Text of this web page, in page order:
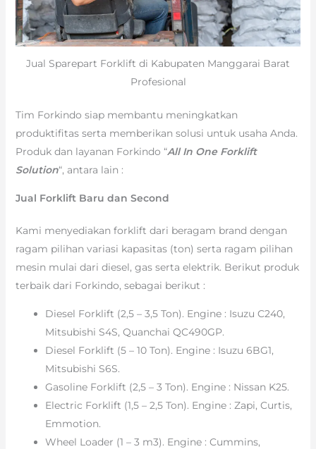
Jual Sparepart Forklift di Kabupaten Manggarai Barat
Profesional
Tim Forkindo siap membantu meningkatkan
produktifitas serta memberikan solusi untuk usaha Anda.
Produk dan layanan Forkindo “All In One Forklift
Solution“, antara lain :
Jual Forklift Baru dan Second
Kami menyediakan forklift dari beragam brand dengan
ragam pilihan variasi kapasitas (ton) serta ragam pilihan
mesin mulai dari diesel, gas serta elektrik. Berikut produk
terbaik dari Forkindo, sebagai berikut :
Diesel Forklift (2,5 – 3,5 Ton). Engine : Isuzu C240,
Mitsubishi S4S, Quanchai QC490GP.
Diesel Forklift (5 – 10 Ton). Engine : Isuzu 6BG1,
Mitsubishi S6S.
Gasoline Forklift (2,5 – 3 Ton). Engine : Nissan K25.
Electric Forklift (1,5 – 2,5 Ton). Engine : Zapi, Curtis,
Emmotion.
Wheel Loader (1 – 3 m3). Engine : Cummins,